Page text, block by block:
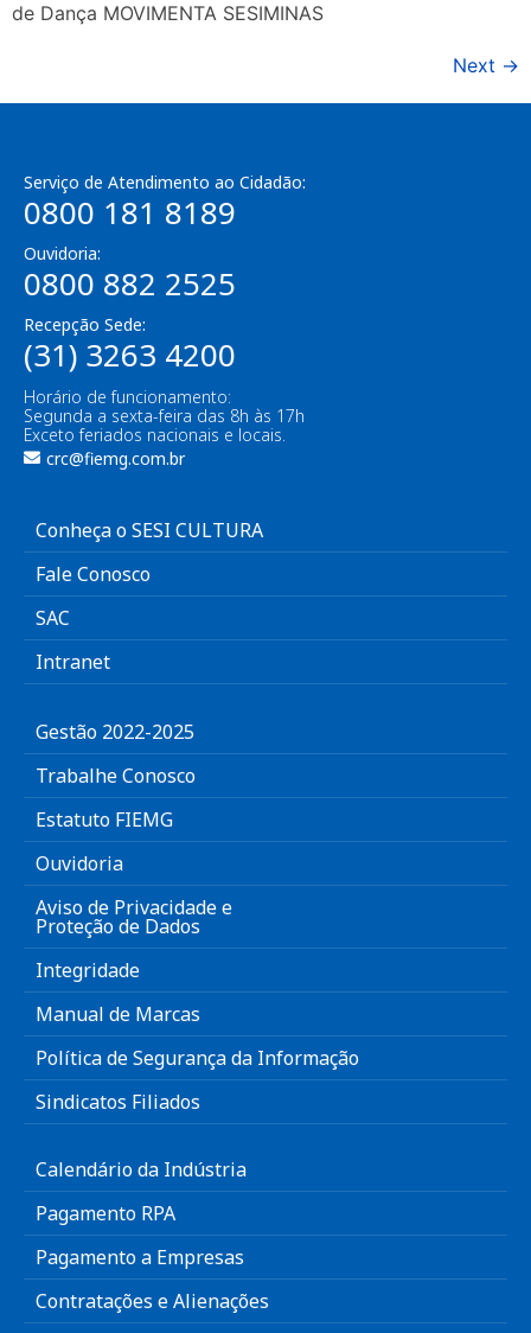
de Dança MOVIMENTA SESIMINAS
Next →
Serviço de Atendimento ao Cidadão:
0800 181 8189
Ouvidoria:
0800 882 2525
Recepção Sede:
(31) 3263 4200
Horário de funcionamento:
Segunda a sexta-feira das 8h às 17h
Exceto feriados nacionais e locais.
crc@fiemg.com.br
Conheça o SESI CULTURA
Fale Conosco
SAC
Intranet
Gestão 2022-2025
Trabalhe Conosco
Estatuto FIEMG
Ouvidoria
Aviso de Privacidade e
Proteção de Dados
Integridade
Manual de Marcas
Política de Segurança da Informação
Sindicatos Filiados
Calendário da Indústria
Pagamento RPA
Pagamento a Empresas
Contratações e Alienações